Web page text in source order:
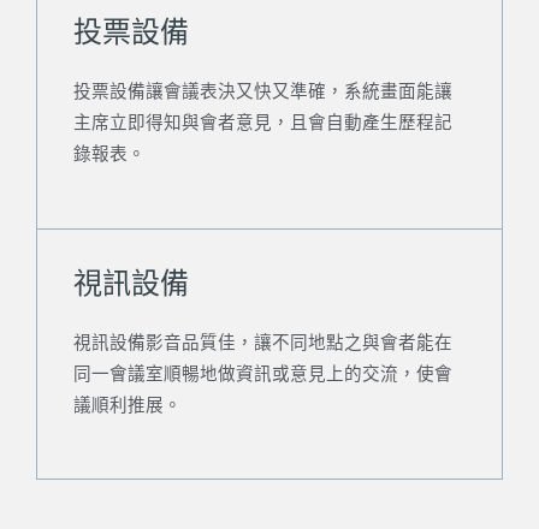
投票設備
投票設備讓會議表決又快又準確，系統畫面能讓
主席立即得知與會者意見，且會自動產生歷程記
錄報表。
視訊設備
視訊設備影音品質佳，讓不同地點之與會者能在
同一會議室順暢地做資訊或意見上的交流，使會
議順利推展。